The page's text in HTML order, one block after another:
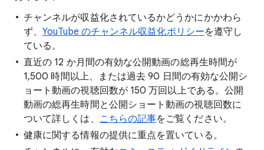
チャンネルが収益化されているかどうかにかかわら
ず、YouTube のチャンネル収益化ポリシーを遵守し
ている。
直近の 12 か月間の有効な公開動画の総再生時間が
1,500 時間以上、または過去 90 日間の有効な公開シ
ョート動画の視聴回数が 150 万回以上である。公開
動画の総再生時間と公開ショート動画の視聴回数に
ついて詳しくは、
こちらの記事をご覧ください。
健康に関する情報の提供に重点を置いている。